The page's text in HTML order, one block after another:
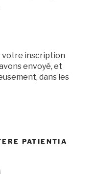
votre inscription
envoyé, et
dans les
PATIENTIA